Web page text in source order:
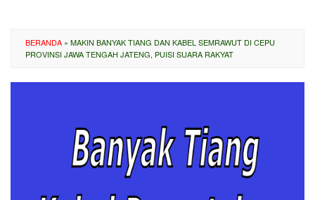
BERANDA » MAKIN BANYAK TIANG DAN KABEL SEMRAWUT DI CEPU
PROVINSI JAWA TENGAH JATENG, PUISI SUARA RAKYAT